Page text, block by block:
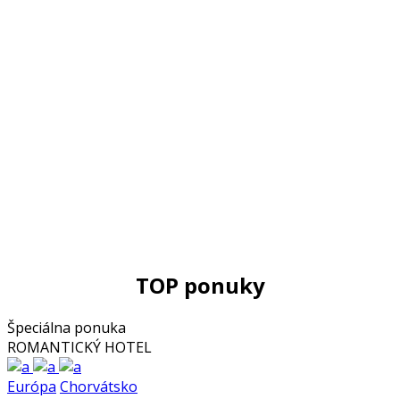
TOP ponuky
Špeciálna ponuka
ROMANTICKÝ HOTEL
Európa Chorvátsko